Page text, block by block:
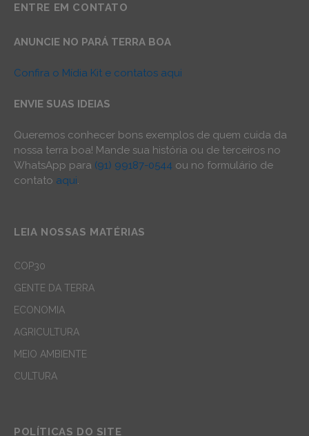
ENTRE EM CONTATO
ANUNCIE NO PARÁ TERRA BOA
Confira o Mídia Kit e contatos aqui
ENVIE SUAS IDEIAS
Queremos conhecer bons exemplos de quem cuida da
nossa terra boa! Mande sua história ou de terceiros no
WhatsApp para (91) 99187-0544 ou no formulário de
contato aqui.
LEIA NOSSAS MATÉRIAS
COP30
GENTE DA TERRA
ECONOMIA
AGRICULTURA
MEIO AMBIENTE
CULTURA
POLÍTICAS DO SITE